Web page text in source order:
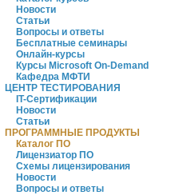
Новости
Статьи
Вопросы и ответы
Бесплатные семинары
Онлайн-курсы
Курсы Microsoft On-Demand
Кафедра МФТИ
ЦЕНТР ТЕСТИРОВАНИЯ
IT-Сертификации
Новости
Статьи
ПРОГРАММНЫЕ ПРОДУКТЫ
Каталог ПО
Лицензиатор ПО
Схемы лицензирования
Новости
Вопросы и ответы